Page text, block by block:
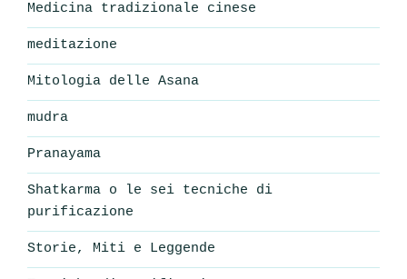
Medicina tradizionale cinese
meditazione
Mitologia delle Asana
mudra
Pranayama
Shatkarma o le sei tecniche di
purificazione
Storie, Miti e Leggende